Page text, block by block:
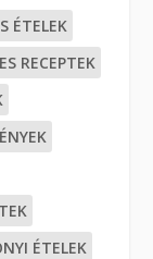
ÉTELEK
RECEPTEK
ÉTELEK